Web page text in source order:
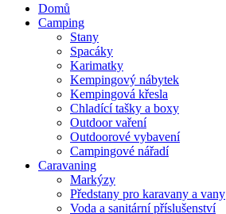
Domů
Camping
Stany
Spacáky
Karimatky
Kempingový nábytek
Kempingová křesla
Chladící tašky a boxy
Outdoor vaření
Outdoorové vybavení
Campingové nářadí
Caravaning
Markýzy
Předstany pro karavany a vany
Voda a sanitární příslušenství